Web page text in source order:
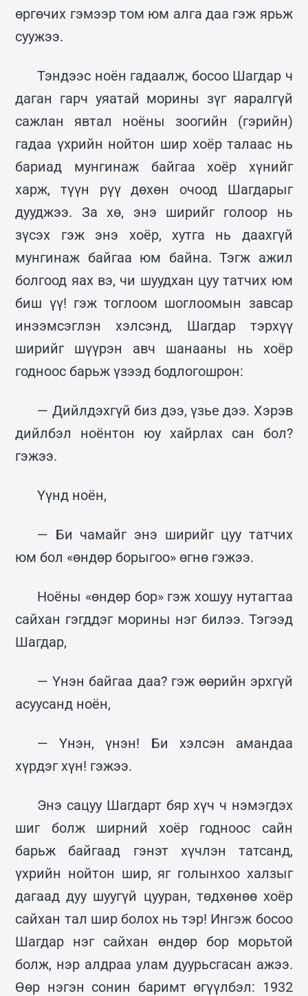
өргөчих гэмээр том юм алга даа гэж ярьж
суужээ.
Тэндээс ноён гадаалж, босоо Шагдар ч
даган гарч уяатай морины зүг яаралгүй
сажлан явтал ноёны зоогийн (гэрийн)
гадаа үхрийн нойтон шир хоёр талаас нь
бариад мунгинаж байгаа хоёр хүнийг
харж, түүн рүү дөхөн очоод Шагдарыг
дууджээ. За хө, энэ ширийг голоор нь
зүсэх гэж энэ хоёр, хутга нь даахгүй
мунгинаж байгаа юм байна. Тэгж ажил
болгоод яах вэ, чи шуудхан цуу татчих юм
биш үү! гэж тоглоом шоглоомын завсар
инээмсэглэн хэлсэнд, Шагдар тэрхүү
ширийг шүүрэн авч шанааны нь хоёр
годноос барьж үзээд бодлогошрон:
— Дийлдэхгүй биз дээ, үзье дээ. Хэрэв
дийлбэл ноёнтон юу хайрлах сан бол?
гэжээ.
Үүнд ноён,
— Би чамайг энэ ширийг цуу татчих
юм бол «өндөр борыгоо» өгнө гэжээ.
Ноёны «өндөр бор» гэж хошуу нутагтаа
сайхан гэгддэг морины нэг билээ. Тэгээд
Шагдар,
— Үнэн байгаа даа? гэж өөрийн эрхгүй
асуусанд ноён,
— Үнэн, үнэн! Би хэлсэн амандаа
хүрдэг хүн! гэжээ.
Энэ сацуу Шагдарт бяр хүч ч нэмэгдэх
шиг болж ширний хоёр годноос сайн
барьж байгаад гэнэт хүчлэн татсанд,
үхрийн нойтон шир, яг голынхоо халзыг
дагаад дуу шуугүй цууран, төдхөнөө хоёр
сайхан тал шир болох нь тэр! Ингэж босоо
Шагдар нэг сайхан өндөр бор морьтой
болж, нэр алдраа улам дуурьсгасан ажээ.
Өөр нэгэн сонин баримт өгүүлбэл: 1932